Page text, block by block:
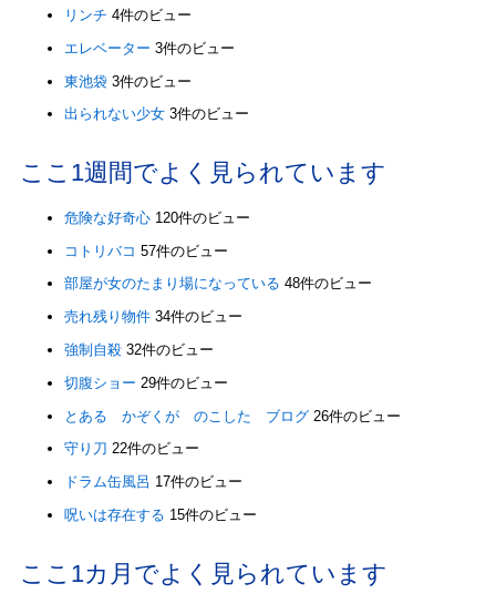
リンチ 4件のビュー
エレベーター 3件のビュー
東池袋 3件のビュー
出られない少女 3件のビュー
ここ1週間でよく見られています
危険な好奇心 120件のビュー
コトリバコ 57件のビュー
部屋が女のたまり場になっている 48件のビュー
売れ残り物件 34件のビュー
強制自殺 32件のビュー
切腹ショー 29件のビュー
とある かぞくが のこした ブログ 26件のビュー
守り刀 22件のビュー
ドラム缶風呂 17件のビュー
呪いは存在する 15件のビュー
ここ1カ月でよく見られています